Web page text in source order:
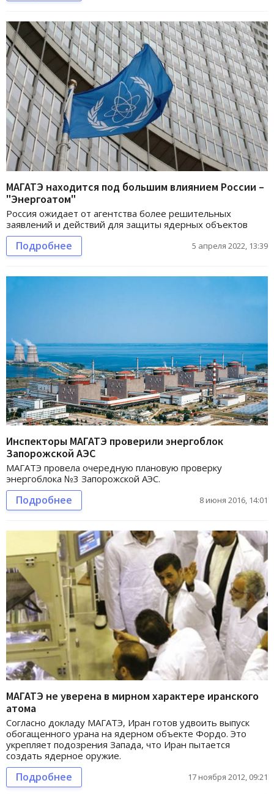
МАГАТЭ находится под большим влиянием России –
"Энергоатом"
Россия ожидает от агентства более решительных
заявлений и действий для защиты ядерных объектов
Подробнее 5 апреля 2022, 13:39
Инспекторы МАГАТЭ проверили энергоблок
Запорожской АЭС
МАГАТЭ провела очередную плановую проверку
энергоблока №3 Запорожской АЭС.
Подробнее 8 июня 2016, 14:01
МАГАТЭ не уверена в мирном характере иранского
атома
Согласно докладу МАГАТЭ, Иран готов удвоить выпуск
обогащенного урана на ядерном объекте Фордо. Это
укрепляет подозрения Запада, что Иран пытается
создать ядерное оружие.
Подробнее 17 ноября 2012, 09:21